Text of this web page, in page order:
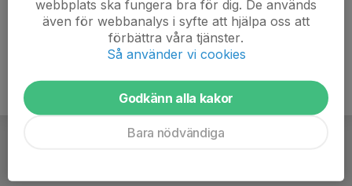
Mera Lera MTB trappan.pdf
webbplats ska fungera bra för dig. De används
även för webbanalys i syfte att hjälpa oss att
förbättra våra tjänster.
Så använder vi cookies
Godkänn alla kakor
Bara nödvändiga